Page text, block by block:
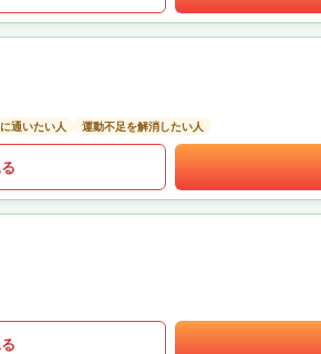
通いたい人 運動不足を解消したい人